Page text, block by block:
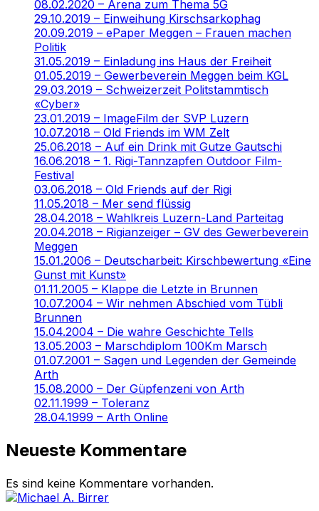
08.02.2020 – Arena zum Thema 5G
29.10.2019 – Einweihung Kirschsarkophag
20.09.2019 – ePaper Meggen – Frauen machen
Politik
31.05.2019 – Einladung ins Haus der Freiheit
01.05.2019 – Gewerbeverein Meggen beim KGL
29.03.2019 – Schweizerzeit Politstammtisch
«Cyber»
23.01.2019 – ImageFilm der SVP Luzern
10.07.2018 – Old Friends im WM Zelt
25.06.2018 – Auf ein Drink mit Gutze Gautschi
16.06.2018 – 1. Rigi-Tannzapfen Outdoor Film-
Festival
03.06.2018 – Old Friends auf der Rigi
11.05.2018 – Mer send flüssig
28.04.2018 – Wahlkreis Luzern-Land Parteitag
20.04.2018 – Rigianzeiger – GV des Gewerbeverein
Meggen
15.01.2006 – Deutscharbeit: Kirschbewertung «Eine
Gunst mit Kunst»
01.11.2005 – Klappe die Letzte in Brunnen
10.07.2004 – Wir nehmen Abschied vom Tübli
Brunnen
15.04.2004 – Die wahre Geschichte Tells
13.05.2003 – Marschdiplom 100Km Marsch
01.07.2001 – Sagen und Legenden der Gemeinde
Arth
15.08.2000 – Der Güpfenzeni von Arth
02.11.1999 – Toleranz
28.04.1999 – Arth Online
Neueste Kommentare
Es sind keine Kommentare vorhanden.
Skip